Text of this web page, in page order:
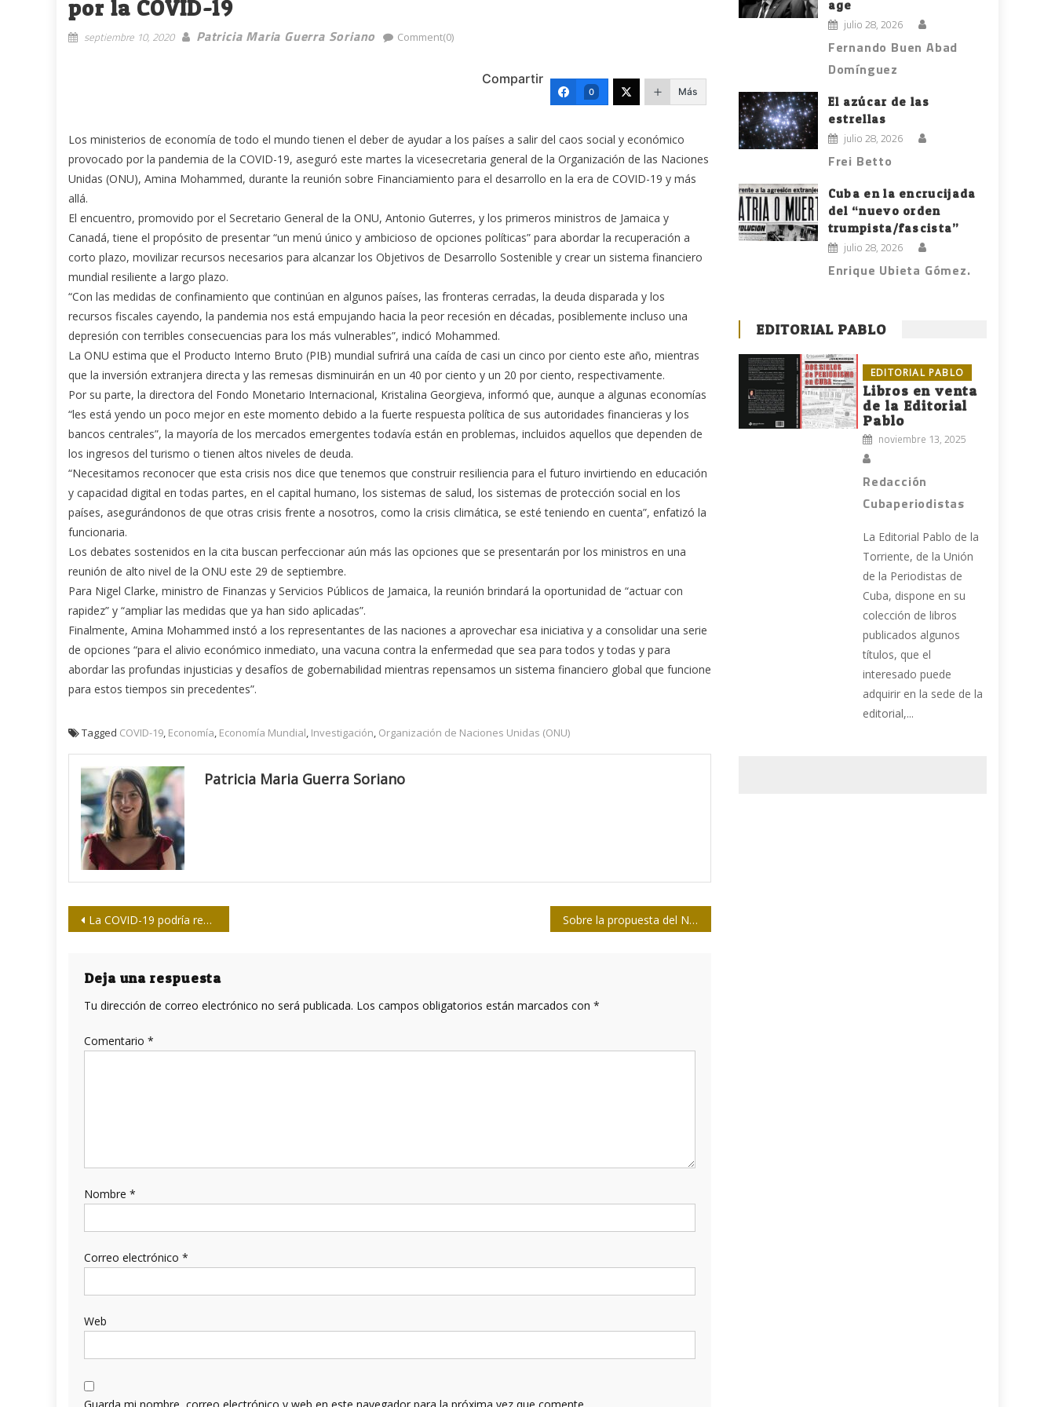
por la COVID-19
septiembre 10, 2020 Patricia Maria Guerra Soriano Comment(0)
Compartir
0 Más
Los ministerios de economía de todo el mundo tienen el deber de ayudar a los países a salir del caos social y económico
provocado por la pandemia de la COVID-19, aseguró este martes la vicesecretaria general de la Organización de las Naciones
Unidas (ONU), Amina Mohammed, durante la reunión sobre Financiamiento para el desarrollo en la era de COVID-19 y más
allá.
El encuentro, promovido por el Secretario General de la ONU, Antonio Guterres, y los primeros ministros de Jamaica y
Canadá, tiene el propósito de presentar “un menú único y ambicioso de opciones políticas” para abordar la recuperación a
corto plazo, movilizar recursos necesarios para alcanzar los Objetivos de Desarrollo Sostenible y crear un sistema financiero
mundial resiliente a largo plazo.
“Con las medidas de confinamiento que continúan en algunos países, las fronteras cerradas, la deuda disparada y los
recursos fiscales cayendo, la pandemia nos está empujando hacia la peor recesión en décadas, posiblemente incluso una
depresión con terribles consecuencias para los más vulnerables”, indicó Mohammed.
La ONU estima que el Producto Interno Bruto (PIB) mundial sufrirá una caída de casi un cinco por ciento este año, mientras
que la inversión extranjera directa y las remesas disminuirán en un 40 por ciento y un 20 por ciento, respectivamente.
Por su parte, la directora del Fondo Monetario Internacional, Kristalina Georgieva, informó que, aunque a algunas economías
“les está yendo un poco mejor en este momento debido a la fuerte respuesta política de sus autoridades financieras y los
bancos centrales”, la mayoría de los mercados emergentes todavía están en problemas, incluidos aquellos que dependen de
los ingresos del turismo o tienen altos niveles de deuda.
“Necesitamos reconocer que esta crisis nos dice que tenemos que construir resiliencia para el futuro invirtiendo en educación
y capacidad digital en todas partes, en el capital humano, los sistemas de salud, los sistemas de protección social en los
países, asegurándonos de que otras crisis frente a nosotros, como la crisis climática, se esté teniendo en cuenta”, enfatizó la
funcionaria.
Los debates sostenidos en la cita buscan perfeccionar aún más las opciones que se presentarán por los ministros en una
reunión de alto nivel de la ONU este 29 de septiembre.
Para Nigel Clarke, ministro de Finanzas y Servicios Públicos de Jamaica, la reunión brindará la oportunidad de “actuar con
rapidez” y “ampliar las medidas que ya han sido aplicadas”.
Finalmente, Amina Mohammed instó a los representantes de las naciones a aprovechar esa iniciativa y a consolidar una serie
de opciones “para el alivio económico inmediato, una vacuna contra la enfermedad que sea para todos y todas y para
abordar las profundas injusticias y desafíos de gobernabilidad mientras repensamos un sistema financiero global que funcione
para estos tiempos sin precedentes”.
Tagged COVID-19, Economía, Economía Mundial, Investigación, Organización de Naciones Unidas (ONU)
Patricia Maria Guerra Soriano
Navegación
entradas
La COVID-19 podría revertir avances en la eliminación de muertes infantiles prevenibles Sobre la propuesta del Nobel de la Paz para el Patán Donald
Deja una respuesta
Tu dirección de correo electrónico no será publicada. Los campos obligatorios están marcados con *
Comentario *
Nombre *
Correo electrónico *
Web
age
julio 28, 2026
Fernando Buen Abad
Domínguez
El azúcar de las
estrellas
julio 28, 2026
Frei Betto
Cuba en la encrucijada
del “nuevo orden
trumpista/fascista”
julio 28, 2026
Enrique Ubieta Gómez.
EDITORIAL PABLO
EDITORIAL PABLO
Libros en venta
de la Editorial
Pablo
noviembre 13, 2025
Redacción
Cubaperiodistas
La Editorial Pablo de la
Torriente, de la Unión
de la Periodistas de
Cuba, dispone en su
colección de libros
publicados algunos
títulos, que el
interesado puede
adquirir en la sede de la
editorial,...